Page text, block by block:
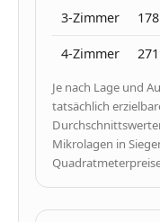
3-Zimmer
4-Zimmer
Je nach Lage und
tatsächlich
Mikrolagen in